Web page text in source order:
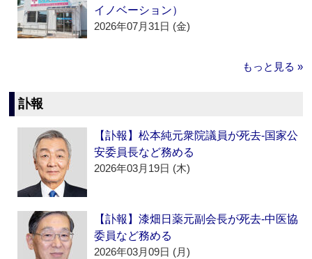
イノベーション）
2026年07月31日 (金)
もっと見る »
訃報
【訃報】松本純元衆院議員が死去‐国家公
安委員長など務める
2026年03月19日 (木)
【訃報】漆畑日薬元副会長が死去‐中医協
委員など務める
2026年03月09日 (月)